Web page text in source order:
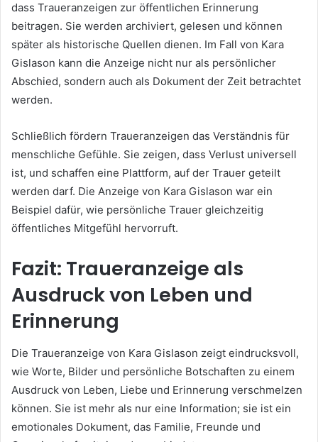
dass Traueranzeigen zur öffentlichen Erinnerung
beitragen. Sie werden archiviert, gelesen und können
später als historische Quellen dienen. Im Fall von Kara
Gislason kann die Anzeige nicht nur als persönlicher
Abschied, sondern auch als Dokument der Zeit betrachtet
werden.
Schließlich fördern Traueranzeigen das Verständnis für
menschliche Gefühle. Sie zeigen, dass Verlust universell
ist, und schaffen eine Plattform, auf der Trauer geteilt
werden darf. Die Anzeige von Kara Gislason war ein
Beispiel dafür, wie persönliche Trauer gleichzeitig
öffentliches Mitgefühl hervorruft.
Fazit: Traueranzeige als
Ausdruck von Leben und
Erinnerung
Die Traueranzeige von Kara Gislason zeigt eindrucksvoll,
wie Worte, Bilder und persönliche Botschaften zu einem
Ausdruck von Leben, Liebe und Erinnerung verschmelzen
können. Sie ist mehr als nur eine Information; sie ist ein
emotionales Dokument, das Familie, Freunde und